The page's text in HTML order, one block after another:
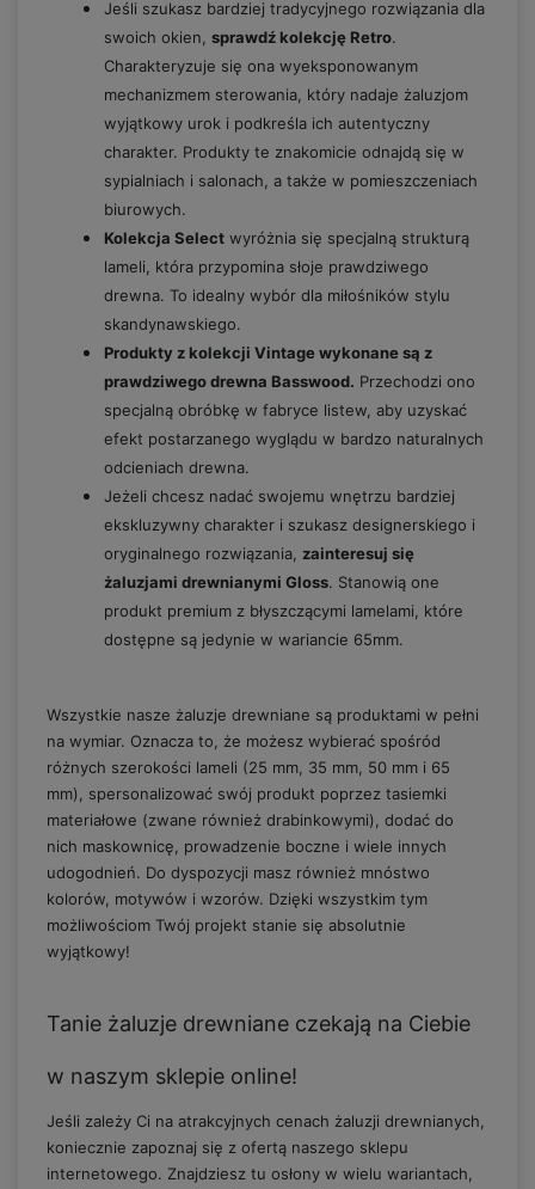
Jeśli szukasz bardziej tradycyjnego rozwiązania dla
swoich okien, sprawdź kolekcję Retro.
Charakteryzuje się ona wyeksponowanym
mechanizmem sterowania, który nadaje żaluzjom
wyjątkowy urok i podkreśla ich autentyczny
charakter. Produkty te znakomicie odnajdą się w
sypialniach i salonach, a także w pomieszczeniach
biurowych.
Kolekcja Select wyróżnia się specjalną strukturą
lameli, która przypomina słoje prawdziwego
drewna. To idealny wybór dla miłośników stylu
skandynawskiego.
Produkty z kolekcji Vintage wykonane są z
prawdziwego drewna Basswood. Przechodzi ono
specjalną obróbkę w fabryce listew, aby uzyskać
efekt postarzanego wyglądu w bardzo naturalnych
odcieniach drewna.
Jeżeli chcesz nadać swojemu wnętrzu bardziej
ekskluzywny charakter i szukasz designerskiego i
oryginalnego rozwiązania, zainteresuj się
żaluzjami drewnianymi Gloss. Stanowią one
produkt premium z błyszczącymi lamelami, które
dostępne są jedynie w wariancie 65mm.
Wszystkie nasze żaluzje drewniane są produktami w pełni
na wymiar. Oznacza to, że możesz wybierać spośród
różnych szerokości lameli (25 mm, 35 mm, 50 mm i 65
mm), spersonalizować swój produkt poprzez tasiemki
materiałowe (zwane również drabinkowymi), dodać do
nich maskownicę, prowadzenie boczne i wiele innych
udogodnień. Do dyspozycji masz również mnóstwo
kolorów, motywów i wzorów. Dzięki wszystkim tym
możliwościom Twój projekt stanie się absolutnie
wyjątkowy!
Tanie żaluzje drewniane czekają na Ciebie
w naszym sklepie online!
Jeśli zależy Ci na atrakcyjnych cenach żaluzji drewnianych,
koniecznie zapoznaj się z ofertą naszego sklepu
internetowego. Znajdziesz tu osłony w wielu wariantach,